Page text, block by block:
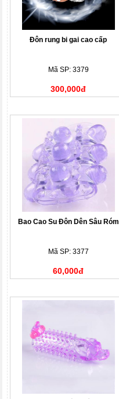
Đôn rung bi gai cao cấp
Mã SP: 3379
300,000đ
Bao Cao Su Đôn Dên Sâu Róm
Mã SP: 3377
60,000đ